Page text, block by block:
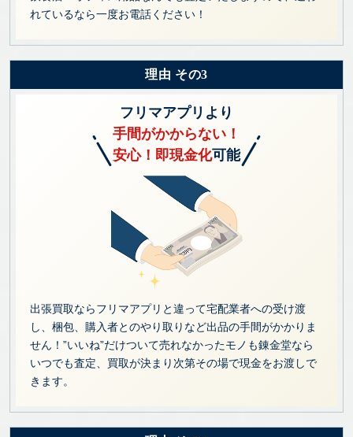
れているなら一度お電話ください！
理由 その3
フリマアプリより
手間がかからない！
安心！即現金化可能
出張買取ならフリマアプリと違って宅配業者への受け渡
し、梱包、購入者とのやり取りなど出品の手間がかかりま
せん！”いいね”だけついて売れなかったモノも錬金堂なら
いつでも査定、買取が決まり次第その場で現金をお渡しで
きます。